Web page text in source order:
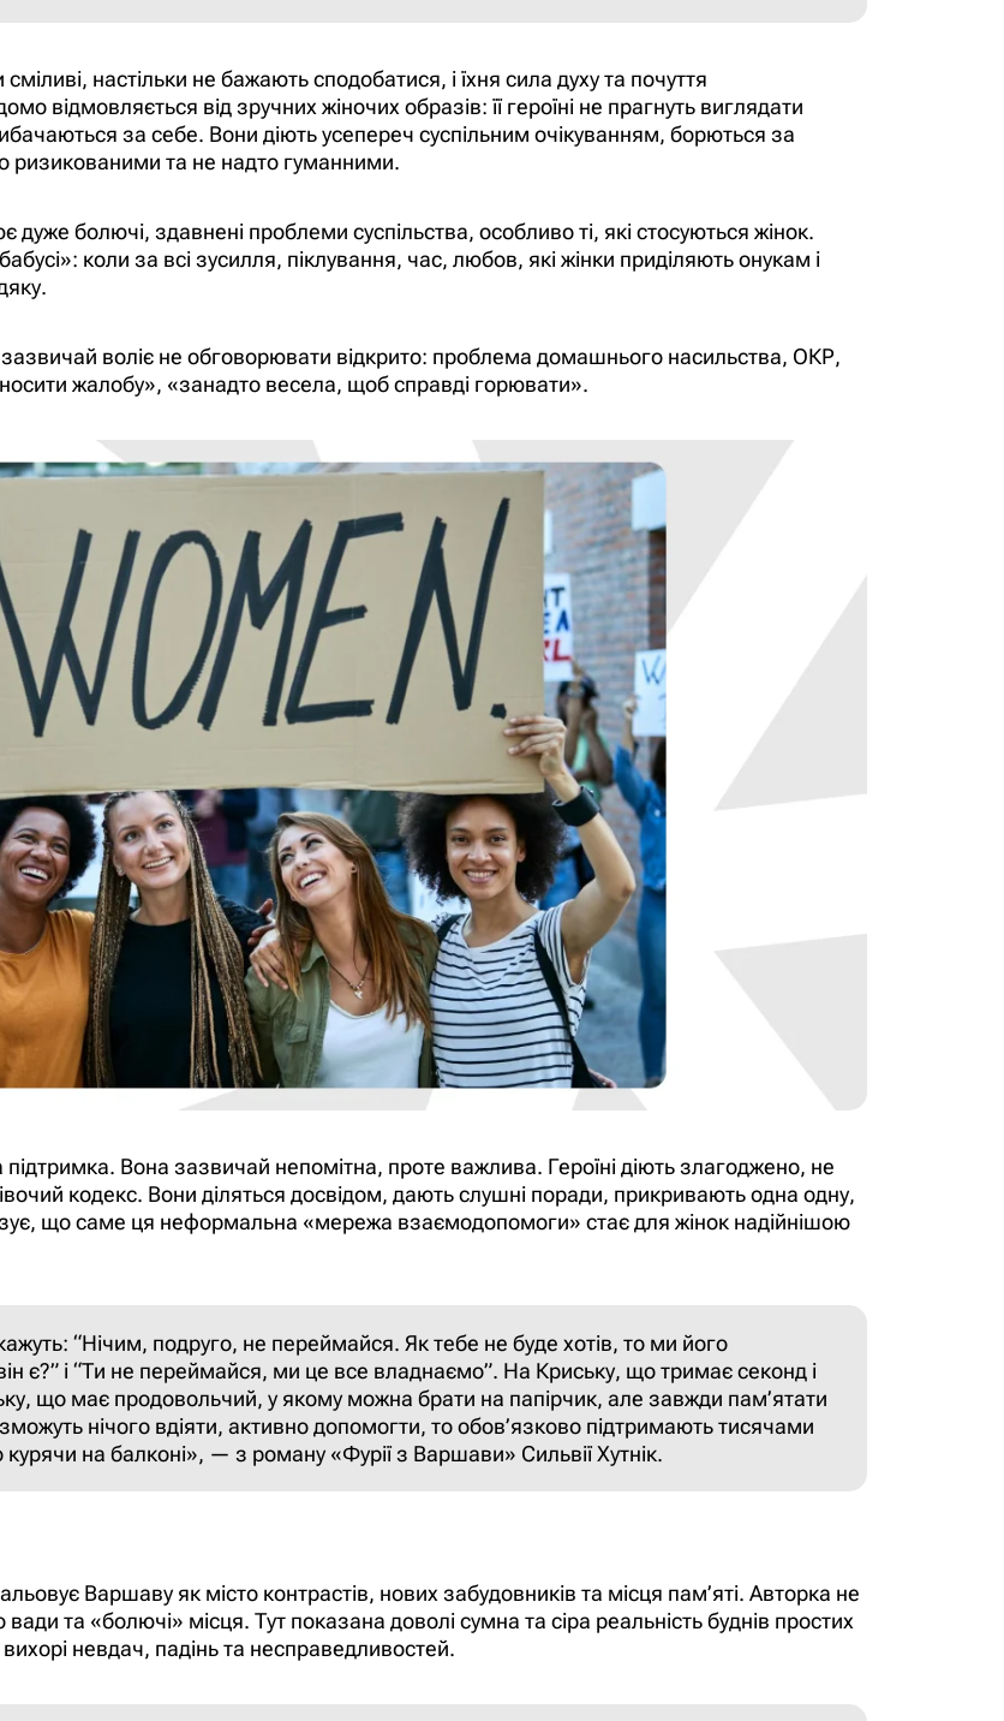
настільки не бажають сподобатися, і їхня сила духу та почуття
відмовляється від зручних жіночих образів: її героїні не прагнуть виглядати
за себе. Вони діють усепереч суспільним очікуванням, борються за
ризикованими та не надто гуманними.
дуже болючі, здавнені проблеми суспільства, особливо ті, які стосуються жінок.
коли за всі зусилля, піклування, час, любов, які жінки приділяють онукам і
зазвичай воліє не обговорювати відкрито: проблема домашнього насильства, ОКР,
жалобу», «занадто весела, щоб справді горювати».
Вона зазвичай непомітна, проте важлива. Героїні діють злагоджено, не
кодекс. Вони діляться досвідом, дають слушні поради, прикривають одна одну,
що саме ця неформальна «мережа взаємодопомоги» стає для жінок надійнішою
“Нічим, подруго, не переймайся. Як тебе не буде хотів, то ми його
є?” і “Ти не переймайся, ми це все владнаємо”. На Криську, що тримає секонд і
що має продовольчий, у якому можна брати на папірчик, але завжди пам’ятати
нічого вдіяти, активно допомогти, то обов’язково підтримають тисячами
на балконі», — з роману «Фурії з Варшави» Сильвії Хутнік.
Варшаву як місто контрастів, нових забудовників та місця пам’яті. Авторка не
та «болючі» місця. Тут показана доволі сумна та сіра реальність буднів простих
невдач, падінь та несправедливостей.